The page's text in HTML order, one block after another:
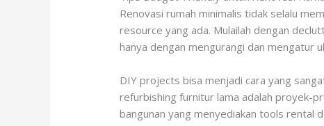
Renovasi rumah minimalis tidak selalu
resource yang ada. Mulailah dengan
hanya dengan mengurangi dan mengatur
DIY projects bisa menjadi cara yang
refurbishing furnitur lama adalah proyek-
bangunan yang menyediakan tools rental